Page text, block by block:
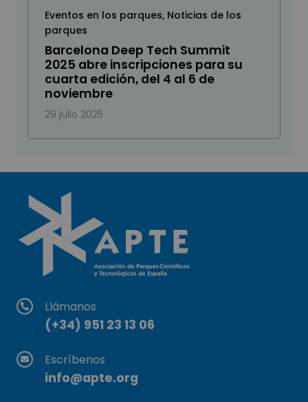
Eventos en los parques, Noticias de los
parques
Barcelona Deep Tech Summit
2025 abre inscripciones para su
cuarta edición, del 4 al 6 de
noviembre
29 julio 2025
Llámanos
(+34) 951 23 13 06
Escríbenos
info@apte.org